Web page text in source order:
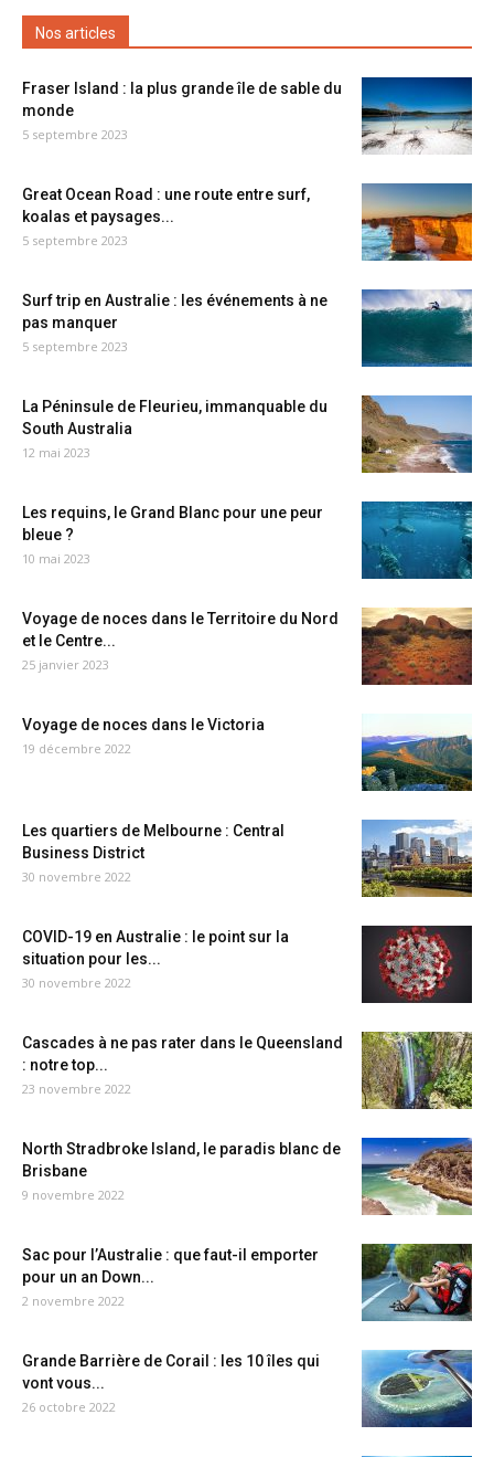
Nos articles
Fraser Island : la plus grande île de sable du
monde
5 septembre 2023
Great Ocean Road : une route entre surf,
koalas et paysages...
5 septembre 2023
Surf trip en Australie : les événements à ne
pas manquer
5 septembre 2023
La Péninsule de Fleurieu, immanquable du
South Australia
12 mai 2023
Les requins, le Grand Blanc pour une peur
bleue ?
10 mai 2023
Voyage de noces dans le Territoire du Nord
et le Centre...
25 janvier 2023
Voyage de noces dans le Victoria
19 décembre 2022
Les quartiers de Melbourne : Central
Business District
30 novembre 2022
COVID-19 en Australie : le point sur la
situation pour les...
30 novembre 2022
Cascades à ne pas rater dans le Queensland
: notre top...
23 novembre 2022
North Stradbroke Island, le paradis blanc de
Brisbane
9 novembre 2022
Sac pour l’Australie : que faut-il emporter
pour un an Down...
2 novembre 2022
Grande Barrière de Corail : les 10 îles qui
vont vous...
26 octobre 2022